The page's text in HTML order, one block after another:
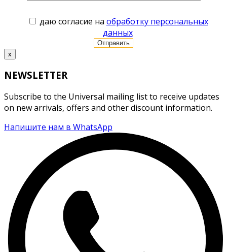
даю согласие на обработку персональных
данных
x
NEWSLETTER
Subscribe to the Universal mailing list to receive updates
on new arrivals, offers and other discount information.
Напишите нам в WhatsApp